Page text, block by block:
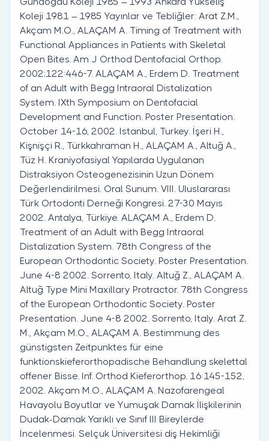
Koleji 1981 – 1985 Yayınlar ve Tebliğler: Arat Z.M.,
Akçam M.O., ALAÇAM A. Timing of Treatment with
Functional Appliances in Patients with Skeletal
Open Bites. Am J Orthod Dentofacial Orthop.
2002;122:446-7. ALAÇAM A., Erdem D. Treatment
of an Adult with Begg Intraoral Distalization
System. IXth Symposium on Dentofacial
Development and Function. Poster Presentation.
October 14-16, 2002. Istanbul, Turkey. İşeri H.,
Kişnişçi R., Türkkahraman H., ALAÇAM A., Altuğ A.,
Tüz H. Kraniyofasiyal Yapılarda Uygulanan
Distraksiyon Osteogenezisinin Uzun Dönem
Değerlendirilmesi. Oral Sunum. VIII. Uluslararası
Türk Ortodonti Derneği Kongresi. 27-30 Mayıs
2002. Antalya, Türkiye. ALAÇAM A., Erdem D.
Treatment of an Adult with Begg Intraoral
Distalization System. 78th Congress of the
European Orthodontic Society. Poster Presentation.
June 4-8 2002. Sorrento, Italy. Altuğ Z., ALAÇAM A.
Altuğ Type Mini Maxillary Protractor. 78th Congress
of the European Orthodontic Society. Poster
Presentation. June 4-8 2002. Sorrento, Italy. Arat Z.
M., Akçam M.O., ALAÇAM A. Bestimmung des
günstigsten Zeitpunktes für eine
funktionskieferorthopadische Behandlung skelettal
offener Bisse. Inf. Orthod Kieferorthop. 16:145-152,
2002. Akçam M.O., ALAÇAM A. Nazofarengeal
Havayolu Boyutlar ve Yumuşak Damak İlişkilerinin
Dudak-Damak Yarıklı ve Sınıf III Bireylerde
İncelenmesi. Selçuk Üniversitesi diş Hekimliği